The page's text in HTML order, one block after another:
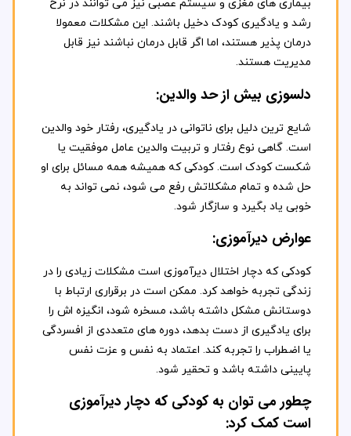
بیماری های مغزی و سیستم عصبی نیز می توانند در نرخ
رشد و یادگیری کودک دخیل باشند. این مشکلات معمولا
درمان پذیر هستند، اما اگر قابل درمان نباشند نیز قابل
مدیریت هستند.
دلسوزی بیش از حد والدین:
شایع ترین دلیل برای ناتوانی در یادگیری، رفتار خود والدین
است. گاهی نوع رفتار و تربیت والدین عامل موفقیت یا
شکست کودک است. کودکی که همیشه همه مسائل برای او
حل شده و تمام مشکلاتش رفع می شود، نمی تواند به
خوبی یاد بگیرد و سازگار شود.
عوارض دیرآموزی:
کودکی که دچار اختلال دیرآموزی است مشکلات زیادی را در
زندگی تجربه خواهد کرد. ممکن است در برقراری ارتباط با
دوستانش مشکل داشته باشد، مسخره شود، انگیزه اش را
برای یادگیری از دست بدهد، دوره های متعددی از افسردگی
یا اضطراب را تجربه کند. اعتماد به نفس و عزت نفس
پایینی داشته باشد و تحقیر شود.
چطور می توان به کودکی که دچار دیرآموزی
است کمک کرد: